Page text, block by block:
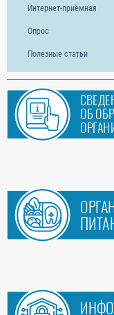
Интернет-приёмная
Опрос
Полезные статьи